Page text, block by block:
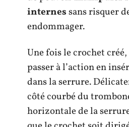
internessans risquer
endommager.
Une fois le crochet
passer à l’action en
dans la serrure.
côté courbé du
horizontale de la